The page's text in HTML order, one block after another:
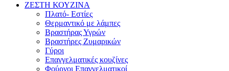
ΖΕΣΤΗ ΚΟΥΖΙΝΑ
Πλατό- Εστίες
Θερμαντικό με λάμπες
Βραστήρας Υγρών
Βραστήρες Ζυμαρικών
Γύροι
Επαγγελματικές κουζίνες
Φούρνοι Επαγγελματικοί